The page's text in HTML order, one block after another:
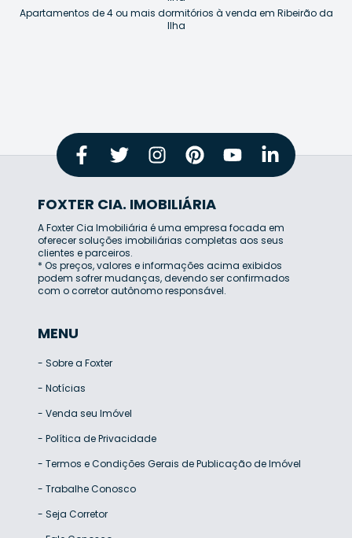
Apartamentos de 4 ou mais dormitórios à venda em Ribeirão da
Ilha
FOXTER CIA. IMOBILIÁRIA
A Foxter Cia Imobiliária é uma empresa focada em
oferecer soluções imobiliárias completas aos seus
clientes e parceiros.
* Os preços, valores e informações acima exibidos
podem sofrer mudanças, devendo ser confirmados
com o corretor autônomo responsável.
MENU
- Sobre a Foxter
- Notícias
- Venda seu Imóvel
- Política de Privacidade
- Termos e Condições Gerais de Publicação de Imóvel
- Trabalhe Conosco
- Seja Corretor